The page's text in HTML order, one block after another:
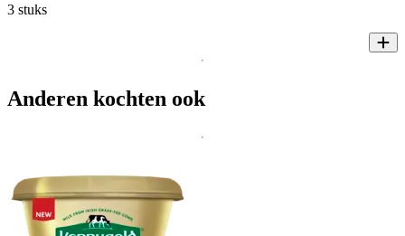
3 stuks
Anderen kochten ook